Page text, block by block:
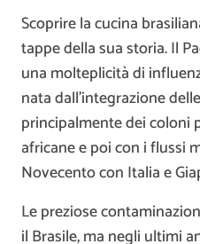
Scoprire la cucina
tappe della sua storia. Il
una molteplicità di
nata dall’integrazione
principalmente dei coloni
africane e poi con i flussi
Novecento con Italia e
Le preziose
il Brasile, ma negli ultimi